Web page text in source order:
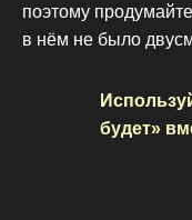
поэтому
в нём не было
будет»